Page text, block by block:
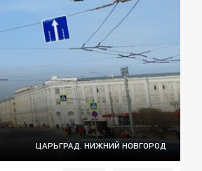
ЦАРЬГРАД. НИЖНИЙ НОВГОРОД